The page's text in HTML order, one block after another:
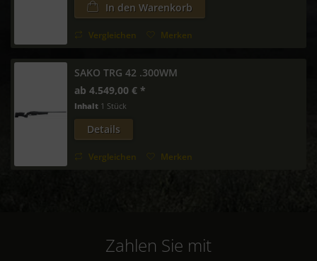
In den Warenkorb
Vergleichen Merken
SAKO TRG 42 .300WM
ab 4.549,00 € *
Inhalt 1 Stück
Details
Vergleichen Merken
Zahlen Sie mit